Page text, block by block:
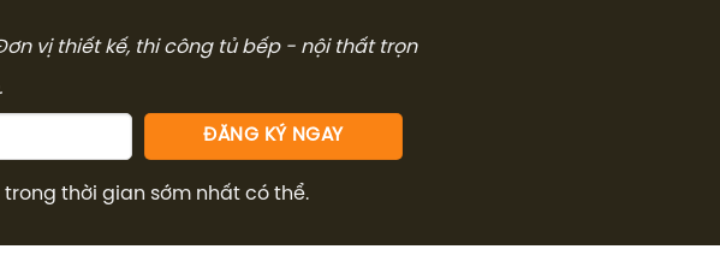
vị thiết kế, thi công tủ bếp - nội thất trọn
thời gian sớm nhất có thể.